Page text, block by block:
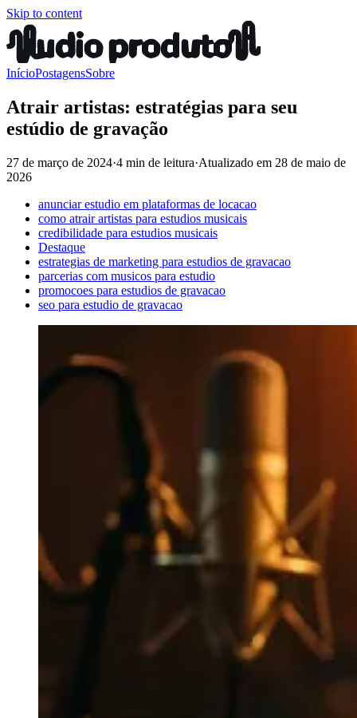
Skip to content
InícioPostagensSobre
Atrair artistas: estratégias para seu
estúdio de gravação
27 de março de 2024·4 min de leitura·Atualizado em 28 de maio de
2026
anunciar estudio em plataformas de locacao
como atrair artistas para estudios musicais
credibilidade para estudios musicais
Destaque
estrategias de marketing para estudios de gravacao
parcerias com musicos para estudio
promocoes para estudios de gravacao
seo para estudio de gravacao